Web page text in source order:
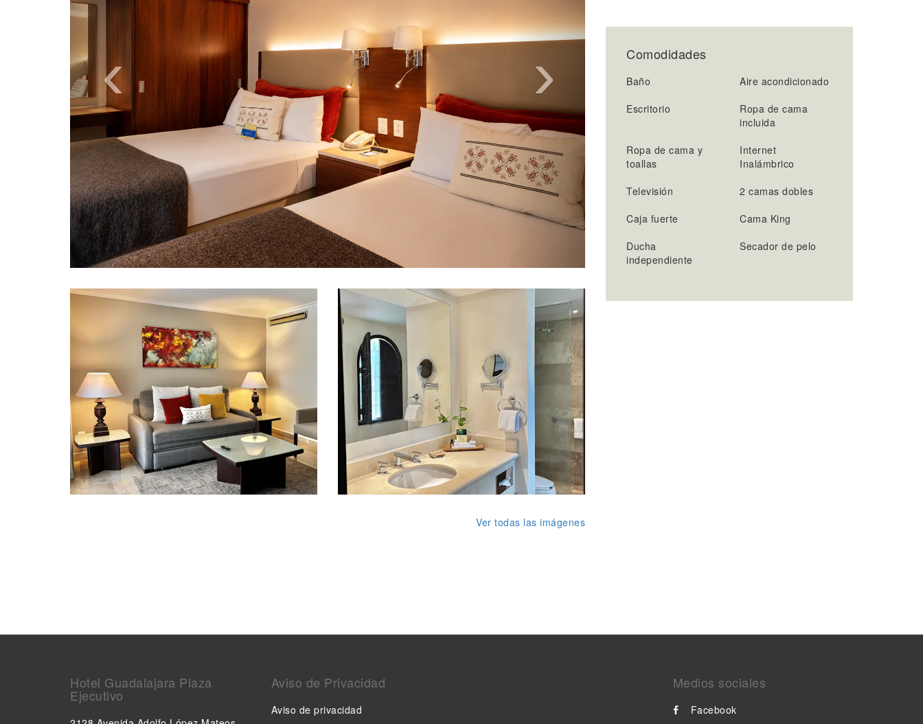
Ver todas las imágenes
Comodidades
Baño
Aire acondicionado
Escritorio
Ropa de cama
incluida
Ropa de cama y
toallas
Internet
Inalámbrico
Televisión
2 camas dobles
Caja fuerte
Cama King
Ducha
independiente
Secador de pelo
Hotel Guadalajara Plaza
Ejecutivo
Aviso de Privacidad
Aviso de privacidad
Medios sociales
Facebook